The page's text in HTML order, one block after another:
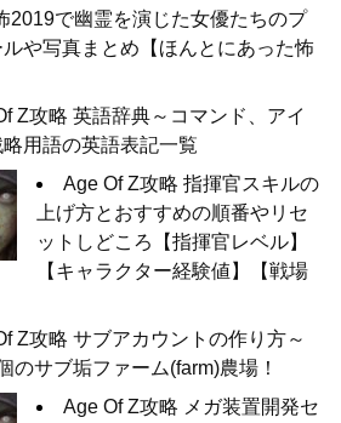
2019で幽霊を演じた女優たちのプ
ルや写真まとめ【ほんとにあった怖
Z攻略 英語辞典～コマンド、アイ
用語の英語表記一覧
Age Of Z攻略 指揮官スキルの
上げ方とおすすめの順番やリセ
ットしどころ【指揮官レベル】
【キャラクター経験値】【戦場
Z攻略 サブアカウントの作り方～
のサブ垢ファーム(farm)農場！
Age Of Z攻略 メガ装置開発セ